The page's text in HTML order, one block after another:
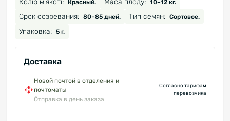
Колір м'якоті: Красный. Маса плоду: 10–12 кг.
Срок созревания: 80–85 дней. Тип семян: Сортовое.
Упаковка: 5 г.
Доставка
Новой почтой в отделения и
почтоматы
Отправка в день заказа
Согласно тарифам
перевозчика